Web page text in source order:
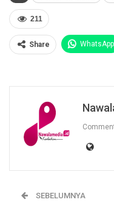
211
Share WhatsApp
SEBELUMNYA